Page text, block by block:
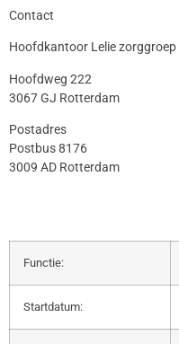
Contact
Hoofdkantoor Lelie zorggroep
Hoofdweg 222
3067 GJ Rotterdam
Postadres
Postbus 8176
3009 AD Rotterdam
Functie:
Startdatum: